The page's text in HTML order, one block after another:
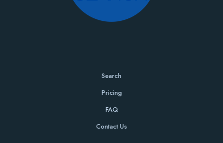
Search
Pricing
FAQ
Contact Us